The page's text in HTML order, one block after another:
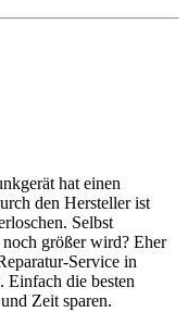
hat einen
den Hersteller ist
Selbst
noch größer wird? Eher
Service in
die besten
Zeit sparen.